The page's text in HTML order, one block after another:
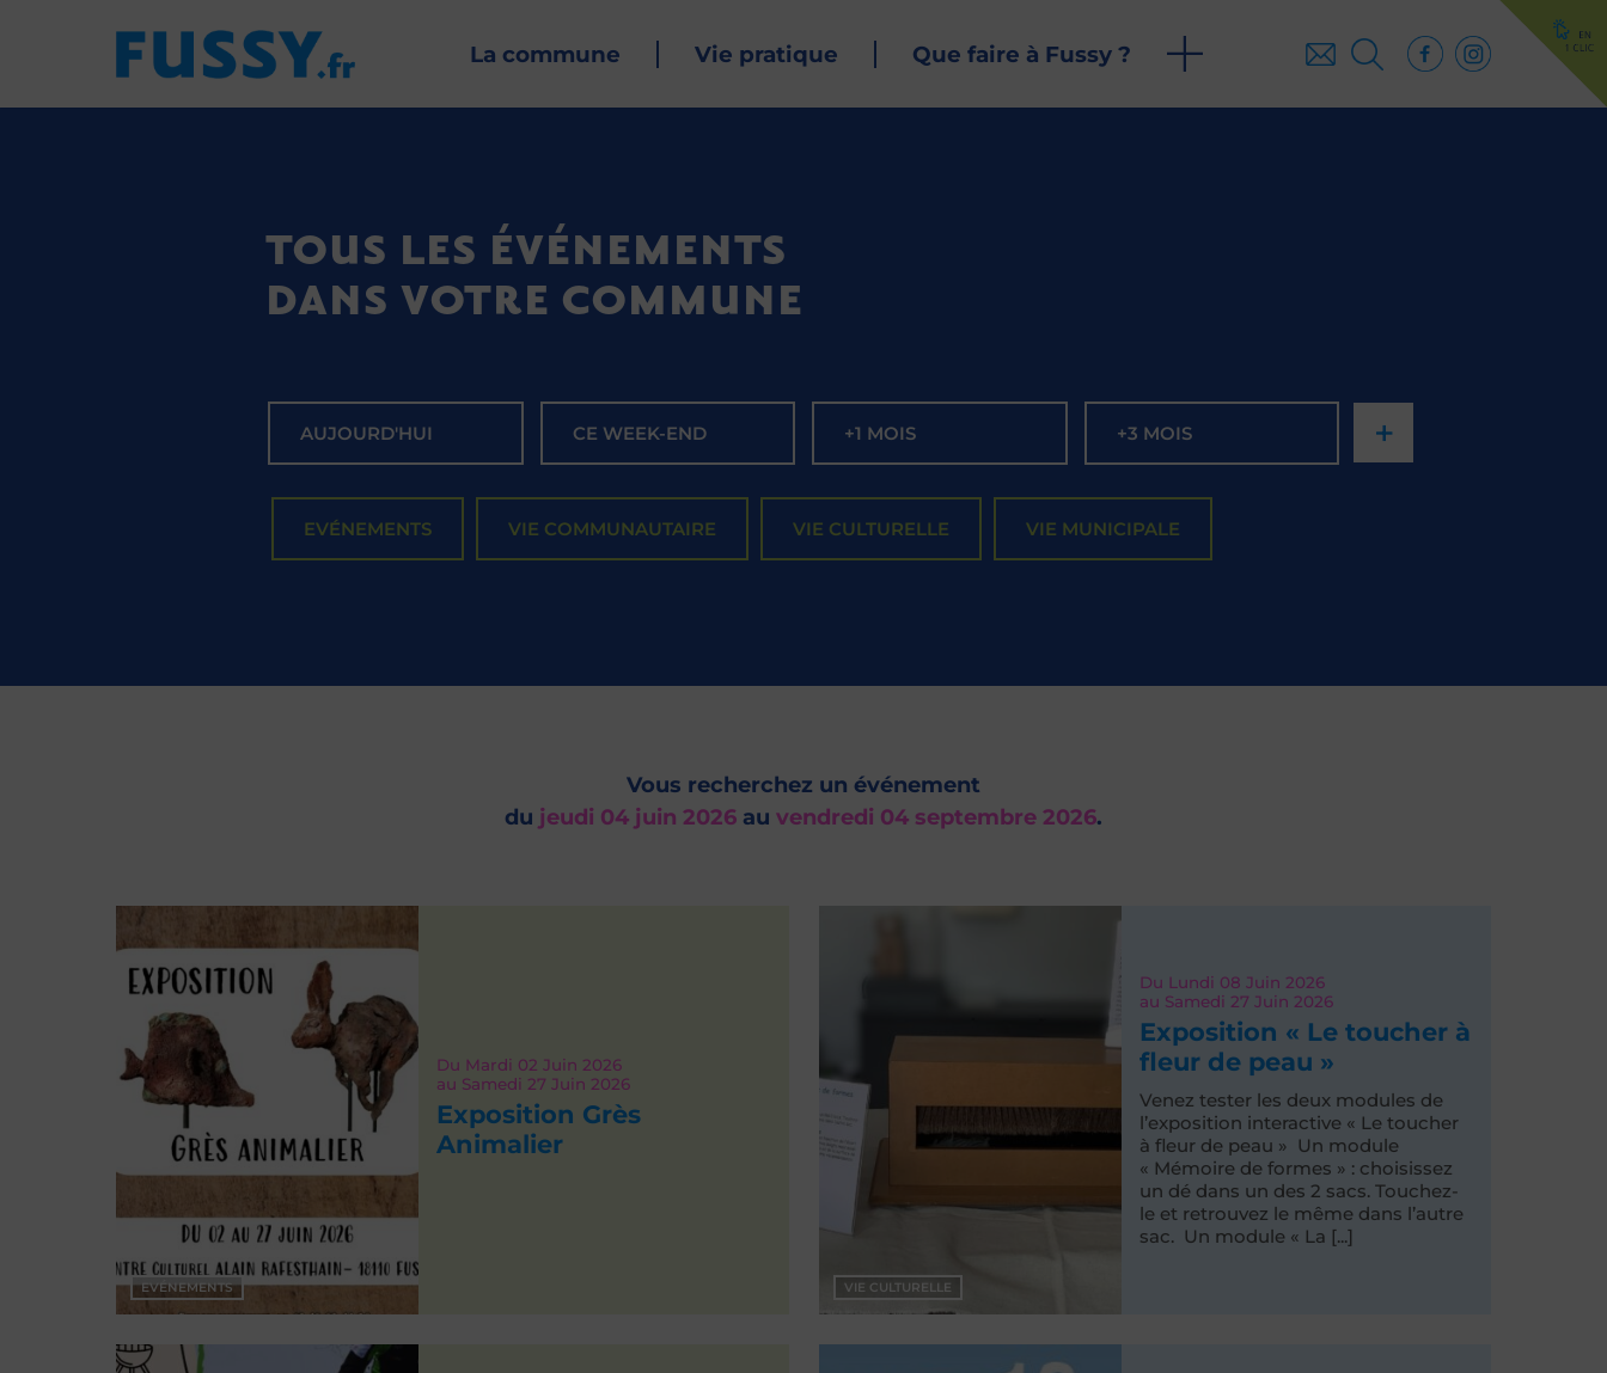
La commune Vie pratique Que faire à Fussy ?
TOUS LES ÉVÉNEMENTS
DANS VOTRE COMMUNE
AUJOURD'HUI CE WEEK-END +1 MOIS +3 MOIS +
EVÉNEMENTS VIE COMMUNAUTAIRE VIE CULTURELLE VIE MUNICIPALE
Vous recherchez un événement
du jeudi 04 juin 2026 au vendredi 04 septembre 2026.
EVÉNEMENTS
Du Mardi 02 Juin 2026
au Samedi 27 Juin 2026
Exposition Grès
Animalier
VIE CULTURELLE
Du Lundi 08 Juin 2026
au Samedi 27 Juin 2026
Exposition « Le toucher à
fleur de peau »
Venez tester les deux modules de
l’exposition interactive « Le toucher
à fleur de peau » Un module
« Mémoire de formes » : choisissez
un dé dans un des 2 sacs. Touchez-
le et retrouvez le même dans l’autre
sac. Un module « La [...]